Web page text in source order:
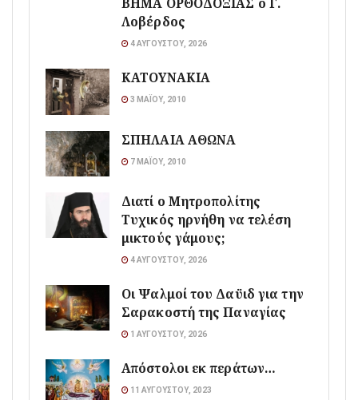
ΒΗΜΑ ΟΡΘΟΔΟΞΙΑΣ ο Γ.
Λοβέρδος
4 ΑΥΓΟΎΣΤΟΥ, 2026
ΚΑΤΟΥΝΑΚΙΑ
3 ΜΑΪ́ΟΥ, 2010
ΣΠΗΛΑΙΑ ΑΘΩΝΑ
7 ΜΑΪ́ΟΥ, 2010
Διατί ο Μητροπολίτης
Τυχικός ηρνήθη να τελέση
μικτούς γάμους;
4 ΑΥΓΟΎΣΤΟΥ, 2026
Οι Ψαλμοί του Δαϋιδ για την
Σαρακοστή της Παναγίας
1 ΑΥΓΟΎΣΤΟΥ, 2026
Απόστολοι εκ περάτων…
11 ΑΥΓΟΎΣΤΟΥ, 2023